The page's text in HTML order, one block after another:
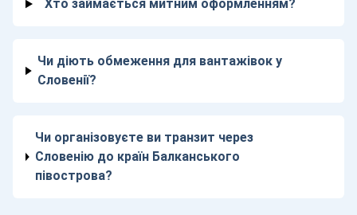
Хто займається митним оформленням?
Чи діють обмеження для вантажівок у
Словенії?
Чи організовуєте ви транзит через
Словенію до країн Балканського
півострова?